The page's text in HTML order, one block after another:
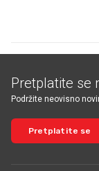
Pretplatite se
Podržite neovisno
Pretplatite se